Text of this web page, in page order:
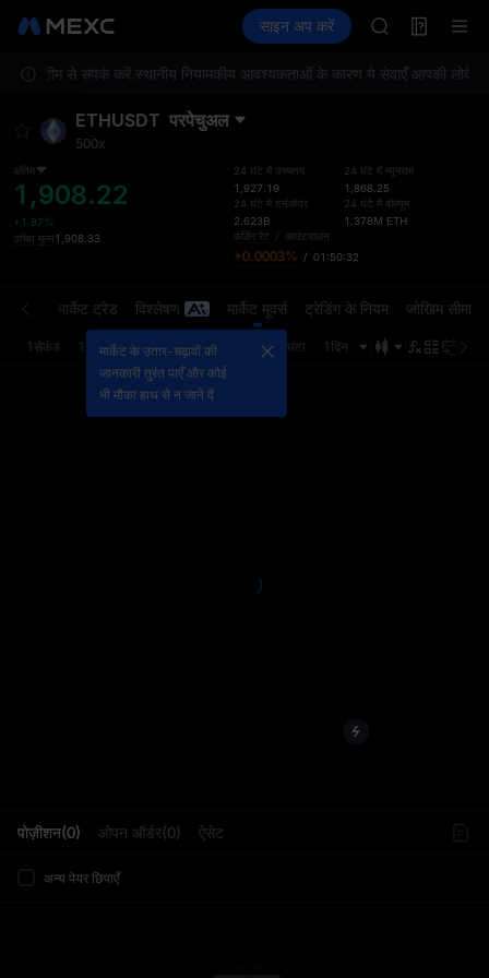
TradFi Information
साइन अप करें
SPCX
NVDA
SPCX
HEI
NVDA
टीम से संपर्क करें.स्थानीय नियामकीय आवश्यकताओं के कारण ये सेवाएँ आपकी
ETHUSDT परपेचुअल
500x
अंतिम
1,908.22
+1.87%
उचित मूल्य1,908.33
24 घंटे में उच्चतम
1,927.19
24 घंटे में टर्नओवर
2.623B
24 घंटे में न्यूनतम
1,868.25
24 घंटे में वॉल्यूम
1.378M ETH
फ़ंडिंग रेट / काउंटडाउन
+0.0003% / 01:50:32
पोज़ीशन(0) ओपन ऑर्डर(0) ऐसेट
अन्य पेयर छिपाएँ
मार्केट ट्रेड विश्लेषण मार्केट मूवर्स ट्रेडिंग के नियम जोखिम सीमा
1सेकंड 1मिनट 5मिनट 15मिनट 4घंटा 1दिन
मार्केट के उतार-चढ़ावों की
जानकारी तुरंत पाएँ और कोई
भी मौका हाथ से न जाने दें